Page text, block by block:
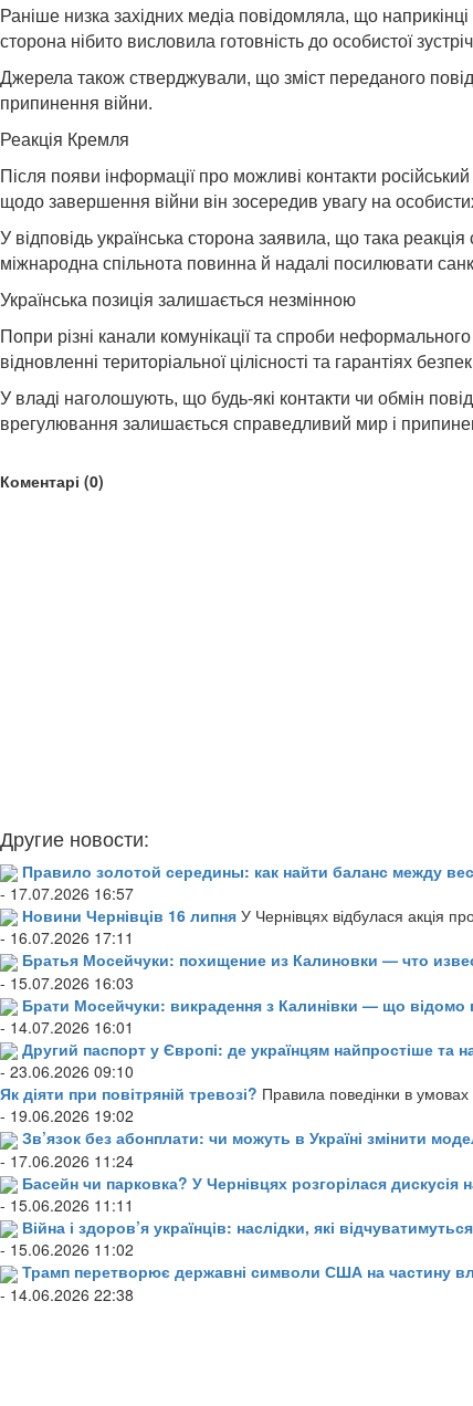
Раніше низка західних медіа повідомляла, що
сторона нібито висловила готовність до особистої
Джерела також стверджували, що зміст переданого
припинення війни.
Реакція Кремля
Після появи інформації про можливі контакти
щодо завершення війни він зосередив увагу на
У відповідь українська сторона заявила, що така
міжнародна спільнота повинна й надалі посилювати
Українська позиція залишається незмінною
Попри різні канали комунікації та спроби
відновленні територіальної цілісності та гарантіях
У владі наголошують, що будь-які контакти чи обмін
врегулювання залишається справедливий мир і
Коментарі (0)
Другие новости:
Правило золотой середины: как найти баланс между
- 17.07.2026 16:57
Новини Чернівців 16 липня У Чернівцях відбулася акція
- 16.07.2026 17:11
Братья Мосейчуки: похищение из Калиновки — что
- 15.07.2026 16:03
Брати Мосейчуки: викрадення з Калинівки — що відомо
- 14.07.2026 16:01
Другий паспорт у Європі: де українцям найпростіше
- 23.06.2026 09:10
Як діяти при повітряній тревозі? Правила поведінки в умовах
- 19.06.2026 19:02
Зв’язок без абонплати: чи можуть в Україні змінити
- 17.06.2026 11:24
Басейн чи парковка? У Чернівцях розгорілася дискусія
- 15.06.2026 11:11
Війна і здоров’я українців: наслідки, які
- 15.06.2026 11:02
Трамп перетворює державні символи США на частину
- 14.06.2026 22:38